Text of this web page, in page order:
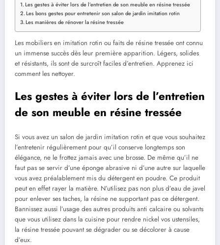
Les gestes à éviter lors de l’entretien de son meuble en résine tressée
Les bons gestes pour entretenir son salon de jardin imitation rotin
Les manières de rénover la résine tressée
Les mobiliers en imitation rotin ou faits de résine tressée ont connu
un immense succès dès leur première apparition. Légers, solides
et résistants, ils sont de surcroît faciles d’entretien. Apprenez ici
comment les nettoyer.
Les gestes à éviter lors de l’entretien
de son meuble en résine tressée
Si vous avez un salon de jardin imitation rotin et que vous souhaitez
l’entretenir régulièrement pour qu’il conserve longtemps son
élégance, ne le frottez jamais avec une brosse. De même qu’il ne
faut pas se servir d’une éponge abrasive ni d’une autre sur laquelle
vous avez préalablement mis du détergent en poudre. Ce produit
peut en effet rayer la matière. N’utilisez pas non plus d’eau de javel
pour enlever ses taches, la résine ne supportant pas ce détergent.
Bannissez aussi l’usage des autres produits anti calcaire ou solvants
que vous utilisez dans la cuisine pour rendre nickel vos ustensiles,
la résine tressée pouvant se dégrader ou se décolorer à cause
d’eux.